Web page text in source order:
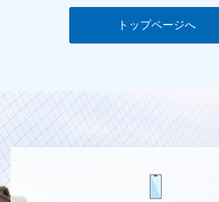
トップページへ